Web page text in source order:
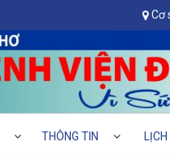
Cơ
THÔNG TIN